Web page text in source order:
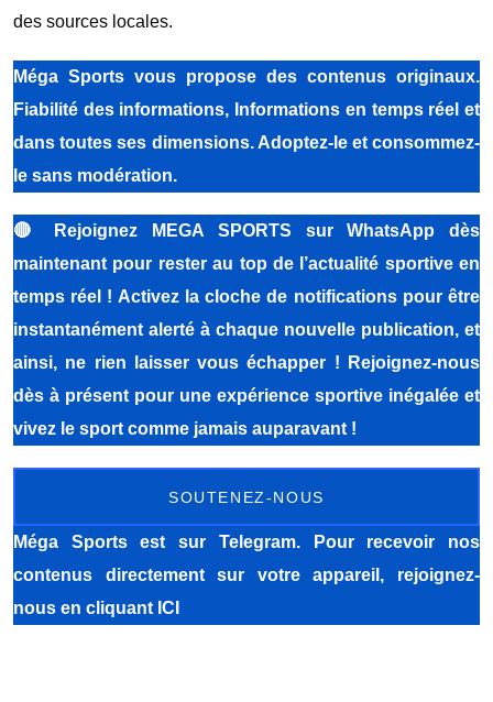
des sources locales.
Méga Sports vous propose des contenus originaux.
Fiabilité des informations, Informations en temps réel et
dans toutes ses dimensions. Adoptez-le et consommez-
le sans modération.
🔴
Rejoignez MEGA SPORTS sur WhatsApp dès
maintenant pour rester au top de l’actualité sportive en
temps réel ! Activez la cloche de notifications pour être
instantanément alerté à chaque nouvelle publication, et
ainsi, ne rien laisser vous échapper ! Rejoignez-nous
dès à présent pour une expérience sportive inégalée et
vivez le sport comme jamais auparavant !
SOUTENEZ-NOUS
Méga Sportsest sur Telegram. Pour recevoir nos
contenus directement sur votre appareil, rejoignez-
nous en cliquant ICI